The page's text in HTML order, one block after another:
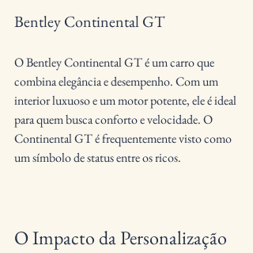
Bentley Continental GT
O Bentley Continental GT é um carro que
combina elegância e desempenho. Com um
interior luxuoso e um motor potente, ele é ideal
para quem busca conforto e velocidade. O
Continental GT é frequentemente visto como
um símbolo de status entre os ricos.
O Impacto da Personalização